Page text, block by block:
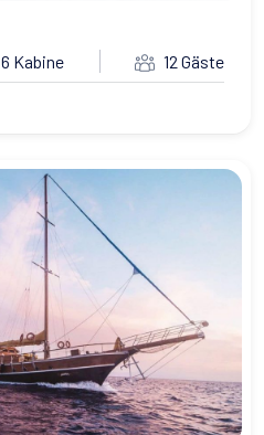
6 Kabine 12 Gäste